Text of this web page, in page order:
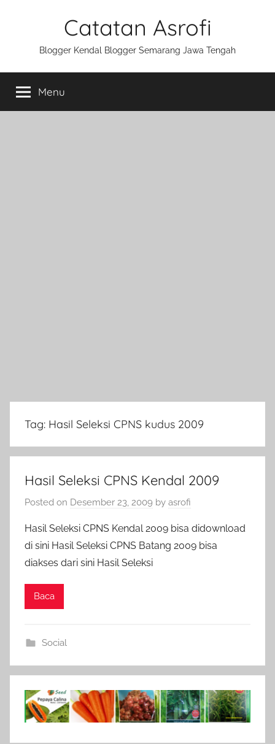
Catatan Asrofi
Blogger Kendal Blogger Semarang Jawa Tengah
Menu
Tag: Hasil Seleksi CPNS kudus 2009
Hasil Seleksi CPNS Kendal 2009
Posted on Desember 23, 2009 by asrofi
Hasil Seleksi CPNS Kendal 2009 bisa didownload
di sini Hasil Seleksi CPNS Batang 2009 bisa
diakses dari sini Hasil Seleksi
Baca
Social